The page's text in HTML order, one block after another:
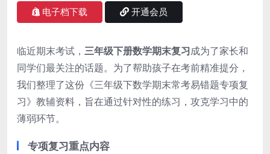
电子档下载 开通会员
临近期末考试， 三年级下册数学期末复习成为了家长和
同学们最关注的话题。为了帮助孩子在考前精准提分，
我们整理了这份《三年级下数学期末常考易错题专项复
习》教辅资料，旨在通过针对性的练习，攻克学习中的
薄弱环节。
专项复习重点内容